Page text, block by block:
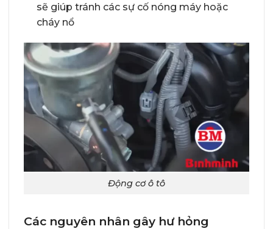
sẽ giúp tránh các sự cố nóng máy hoặc
cháy nổ
Động cơ ô tô
Các nguyên nhân gây hư hỏng